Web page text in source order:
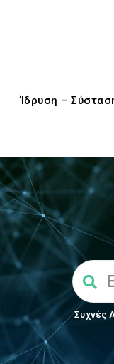
Ίδρυση –
Συχνές